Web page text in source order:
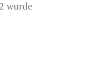
wurde